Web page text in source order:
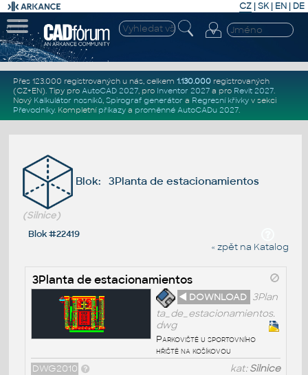
CZ | SK| EN | DE
Přes 123.000 registrovaných u nás, celkem 1.130.000registrovaných
(CZ+EN). Tipy pro AutoCAD 2027, pro Inventor 2027a pro Revit 2027.
Nový Kalkulátor nosníků, Spirograf generátor a Regresní křivkyv sekci
Převodníky. Kompletní příkazya proměnné AutoCADu 2027.
Blok: 3Planta de estacionamientos
(Silnice)
Blok #22419
« zpět na Katalog
3Planta de estacionamientos
◄ DOWNLOAD 3Plan
ta_de_estacionamientos.
dwg
Parkoviště u sportovního
hřiště na košíkovou
kat:Silnice
DWG2010